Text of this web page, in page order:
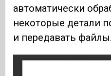
автоматически
некоторые детали
и передавать файлы.